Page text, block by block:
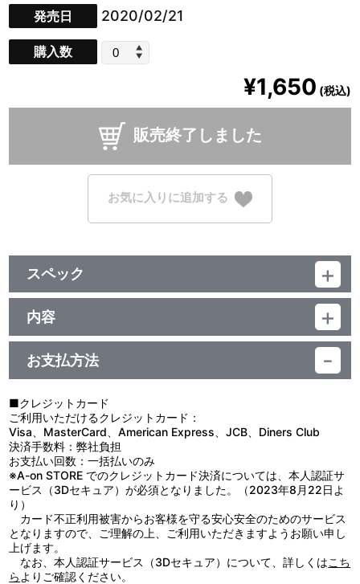
発売日 2020/02/21
購入数
¥1,650 (税込)
販売終了しました
お気に入りに追加する
スペック
品番：TU-3238
ジャンル：グッズ
サイズ：約 横148mm×縦210mm
素材：アクリル
生産国：日本
内容
制作年度：2020年
【商品仕様】
ンしたアクリルスタンドです！
台座に付けることができる装飾パーツ付き！
【使用上の注意】
●本来の用途以外で使用しないでください。
●思わぬ事故の恐れがありますので、乳幼児または小さなお子様に
は絶対に与えないでください。
●小さい部品があります。ちっ息などの恐れがありますので、口の
中には絶対に入れないでください。
●無理な力を加えると、破損の原因となります。
●ケガや破損の原因になることがありますので、重いものをぶら下
げたり、無理に引っ張ったりしないでください。
●お子様の手の届かないところに保管してください。
お支払方法
■クレジットカード
ご利用いただけるクレジットカード：
Visa、MasterCard、American Express、JCB、Diners Club
決済手数料：弊社負担
お支払い回数：一括払いのみ
※A-on STORE でのクレジットカード決済については、本人認証サ
ービス（3Dセキュア）が必須となりました。（2023年8月22日よ
り）
カード不正利用被害からお客様を守る安心安全のためのサービス
となりますので、ご理解の上、ご利用いただきますようお願い申し
上げます。
なお、本人認証サービス（3Dセキュア）について、詳しくはこち
ら よりご確認ください。